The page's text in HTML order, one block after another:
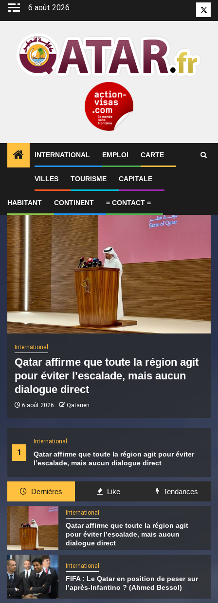
Aller
6 août 2026
INTERNATIONAL EMPLOI CARTE
VILLES TOURISME CAPITALE
HABITANT CONTINENT = CONTACT =
ALERTES INFO 1 Qatar affirme que toute la
1
International
Qatar affirme que toute la région agit pour éviter
l’escalade, mais aucun dialogue direct
International
Qatar affirme que toute la région agit
pour éviter l’escalade, mais aucun
dialogue direct
6 août 2026 Qatarien
Dernières Like Tendances
International
Qatar affirme que toute la région agit
pour éviter l’escalade, mais aucun
dialogue direct
International
FIFA : Le Qatar en position de peser sur
l’après-Infantino ? (Ahmed Bessol)